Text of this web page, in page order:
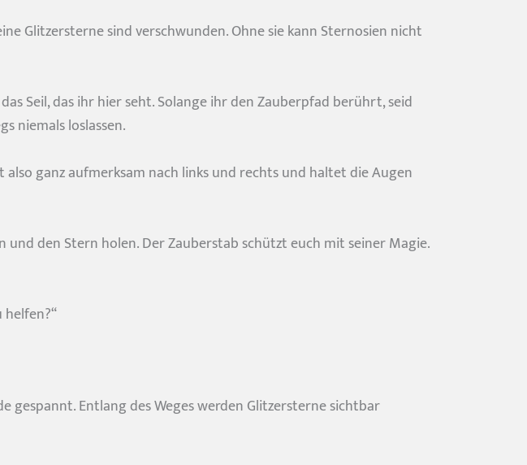
Glitzersterne sind verschwunden. Ohne sie kann Sternosien nicht
Seil, das ihr hier seht. Solange ihr den Zauberpfad berührt, seid
niemals loslassen.
ganz aufmerksam nach links und rechts und haltet die Augen
den Stern holen. Der Zauberstab schützt euch mit seiner Magie.
gespannt. Entlang des Weges werden Glitzersterne sichtbar